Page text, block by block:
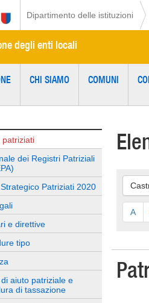
Dipartimento delle istituzioni
degli enti locali
CHI SIAMO COMUNI
patriziati
dei Registri Patriziali
Patriziati 2020
e direttive
tipo
aiuto patriziale e
di tassazione
A